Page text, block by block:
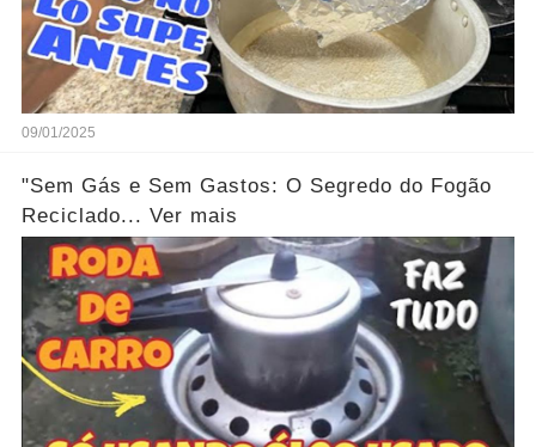
09/01/2025
"Sem Gás e Sem Gastos: O Segredo do Fogão
Reciclado... Ver mais